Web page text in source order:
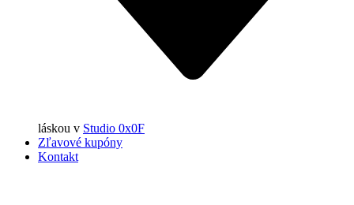
láskou v Studio 0x0F
Zľavové kupóny
Kontakt